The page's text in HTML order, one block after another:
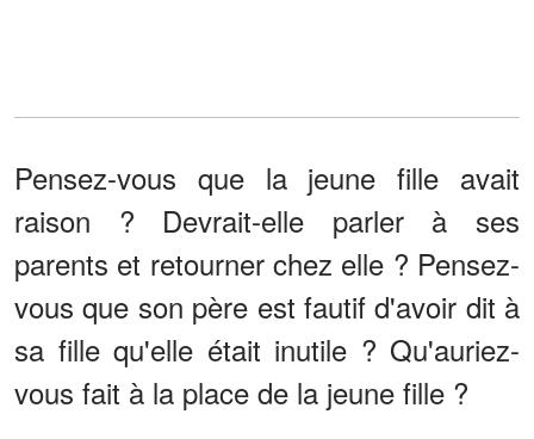
Pensez-vous que la jeune fille avait
raison ? Devrait-elle parler à ses
parents et retourner chez elle ? Pensez-
vous que son père est fautif d'avoir dit à
sa fille qu'elle était inutile ? Qu'auriez-
vous fait à la place de la jeune fille ?